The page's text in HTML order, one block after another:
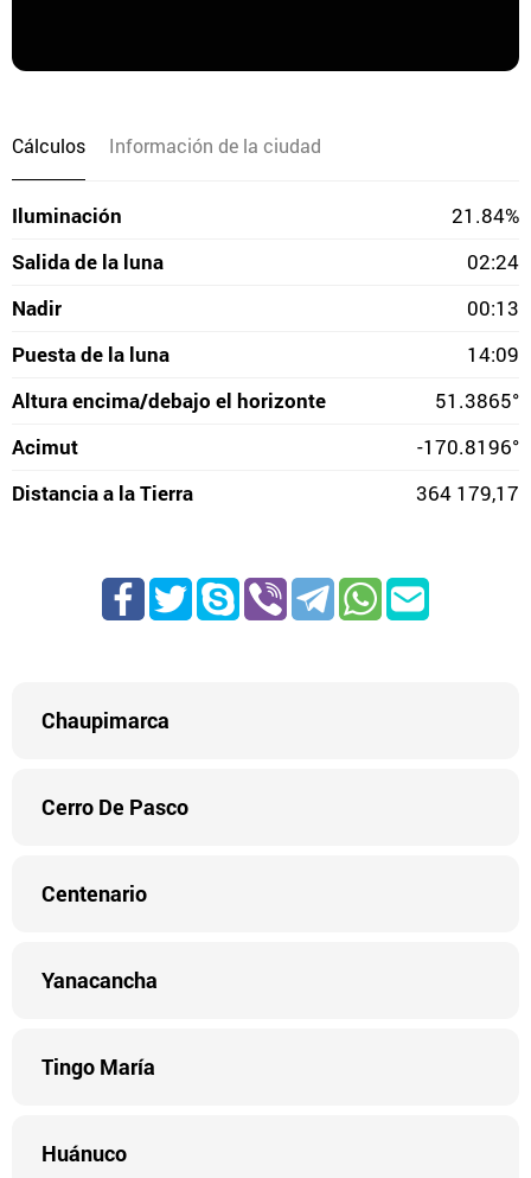
Cálculos Información de la ciudad
Iluminación
21.84%
Salida de la luna
02:24
Nadir
00:13
Puesta de la luna
14:09
Altura encima/debajo el horizonte
51.3865°
Acimut
-170.8196°
Distancia a la Tierra
364 179,17
Chaupimarca
Cerro De Pasco
Centenario
Yanacancha
Tingo María
Huánuco